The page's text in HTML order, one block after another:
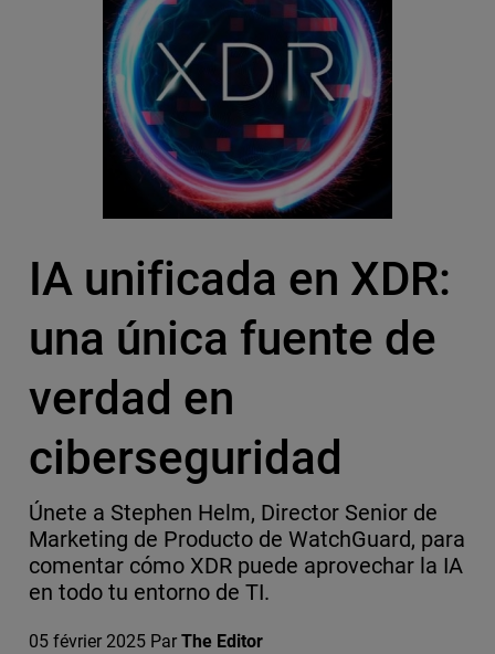
IA unificada en XDR:
una única fuente de
verdad en
ciberseguridad
Únete a Stephen Helm, Director Senior de
Marketing de Producto de WatchGuard, para
comentar cómo XDR puede aprovechar la IA
en todo tu entorno de TI.
05 février 2025 Par The Editor